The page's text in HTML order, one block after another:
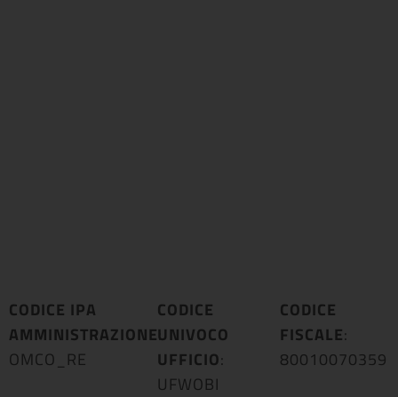
CODICE IPA
AMMINISTRAZIONE:
OMCO_RE
CODICE
UNIVOCO
UFFICIO:
UFWOBI
CODICE
FISCALE:
80010070359